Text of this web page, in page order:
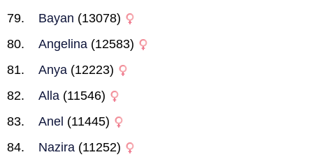
Bayan (13078)
Angelina (12583)
Anya (12223)
Alla (11546)
Anel (11445)
Nazira (11252)